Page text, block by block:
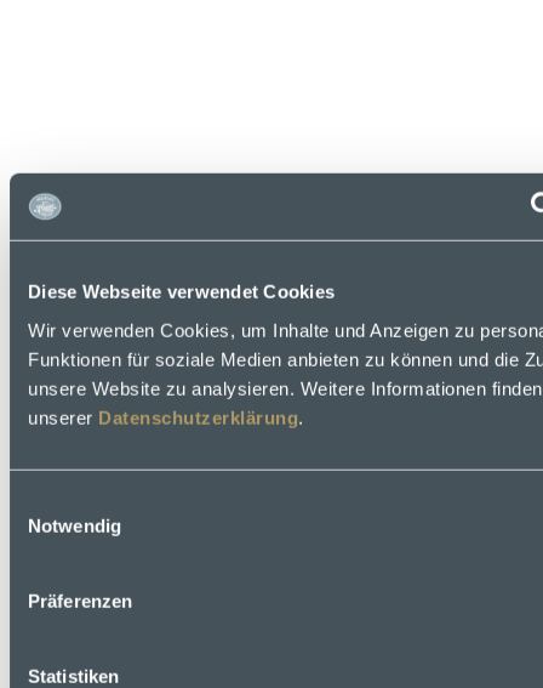
Diese Webseite verwendet Cookies
Wir verwenden Cookies, um Inhalte und Anzeigen zu
Funktionen für soziale Medien anbieten zu können und die
unsere Website zu analysieren. Weitere Informationen
unserer Datenschutzerklärung.
Notwendig
Präferenzen
Statistiken